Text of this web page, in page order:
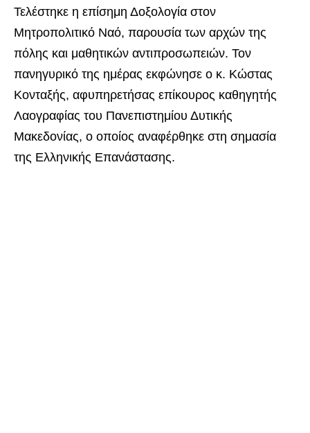
Τελέστηκε η επίσημη Δοξολογία στον
Μητροπολιτικό Ναό, παρουσία των αρχών της
πόλης και μαθητικών αντιπροσωπειών. Τον
πανηγυρικό της ημέρας εκφώνησε ο κ. Κώστας
Κονταξής, αφυπηρετήσας επίκουρος καθηγητής
Λαογραφίας του Πανεπιστημίου Δυτικής
Μακεδονίας, ο οποίος αναφέρθηκε στη σημασία
της Ελληνικής Επανάστασης.